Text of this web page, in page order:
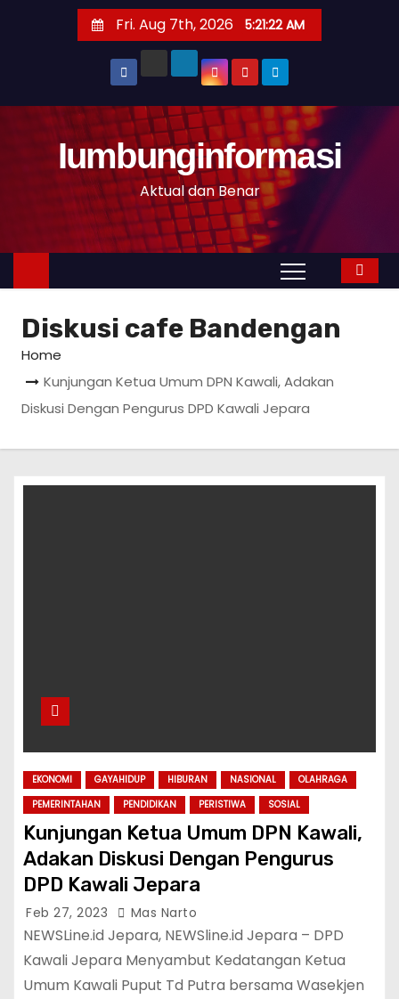
t
n
Fri. Aug 7th, 2026 5:21:23 AM
Iumbunginformasi
Aktual dan Benar
Diskusi cafe Bandengan
Home
Kunjungan Ketua Umum DPN Kawali, Adakan
Diskusi Dengan Pengurus DPD Kawali Jepara
EKONOMI GAYAHIDUP HIBURAN NASIONAL
OLAHRAGA
PEMERINTAHAN
PENDIDIKAN PERISTIWA SOSIAL
Kunjungan Ketua Umum DPN Kawali,
Adakan Diskusi Dengan Pengurus
DPD Kawali Jepara
Feb 27, 2023 Mas Narto
NEWSLine.id Jepara, NEWSline.id Jepara – DPD
Kawali Jepara Menyambut Kedatangan Ketua
Umum Kawali Puput Td Putra bersama Wasekjen